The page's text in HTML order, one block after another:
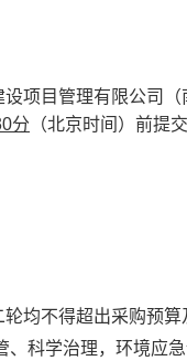
设项目管理有限公司
分 （北京时间）前提
均不得超出采购预算
科学治理，环境应